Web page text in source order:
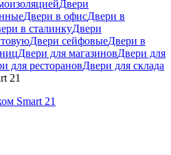
Двери
Двери в офисДвери в
в сталинкуДвери
Двери сейфовыеДвери в
Двери для магазиновДвери для
для ресторановДвери для склада
21